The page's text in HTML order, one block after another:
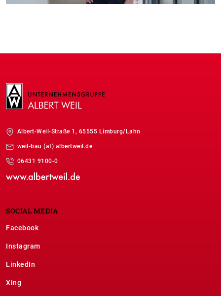
Albert-Weil-Straße 1, 65555 Limburg/Lahn
weil-bau (at) albertweil.de
06431 9100-0
SOCIAL MEDIA
Facebook
Instagram
LinkedIn
Xing